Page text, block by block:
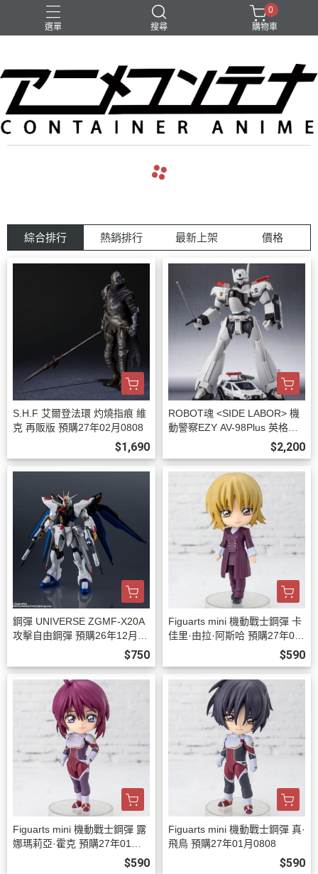
選單 搜尋
0
購物車
綜合排行 熱銷排行 最新上架 價格
S.H.F 艾爾登法環 灼燒指痕 維
克 再販版 預購27年02月0808
$1,690
ROBOT魂 <SIDE LABOR> 機
動警察EZY AV-98Plus 英格拉
姆改2號機 預購27年01月0808
$2,200
鋼彈 UNIVERSE ZGMF-X20A
攻擊自由鋼彈 預購26年12月08
$750
Figuarts mini 機動戰士鋼彈 卡
佳里·由拉·阿斯哈 預購27年01
$590
Figuarts mini 機動戰士鋼彈 露
娜瑪莉亞·霍克 預購27年01月0
$590
Figuarts mini 機動戰士鋼彈 真·
飛鳥 預購27年01月0808
$590